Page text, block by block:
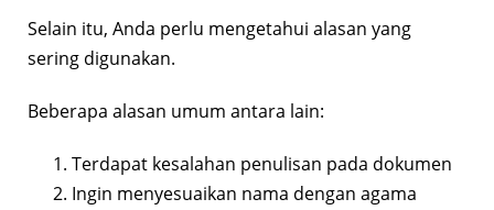
Selain itu, Anda perlu mengetahui alasan yang
sering digunakan.
Beberapa alasan umum antara lain:
Terdapat kesalahan penulisan pada dokumen
Ingin menyesuaikan nama dengan agama